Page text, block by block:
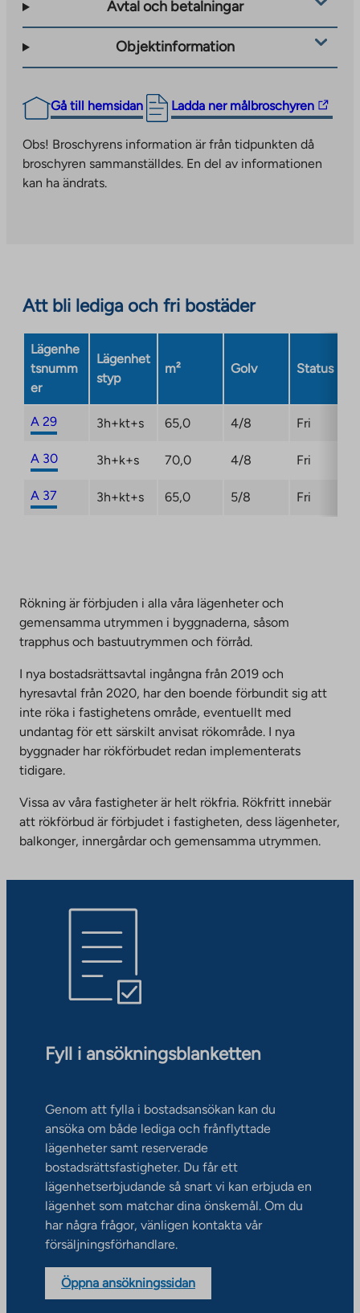
Avtal och betalningar
Objektinformation
Gå till hemsidan Ladda ner målbroschyren
The
takes
you
in
new
Obs! Broschyrens information är från tidpunkten då
broschyren sammanställdes. En del av informationen
kan ha ändrats.
Att bli lediga och fri bostäder
Lägenhe
tsnumm
er
Lägenhet
styp
m² Golv Status
A 29 3h+kt+s 65,0 4/8 Fri
A 30 3h+k+s 70,0 4/8 Fri
A 37 3h+kt+s 65,0 5/8 Fri
Rökning är förbjuden i alla våra lägenheter och
gemensamma utrymmen i byggnaderna, såsom
trapphus och bastuutrymmen och förråd.
I nya bostadsrättsavtal ingångna från 2019 och
hyresavtal från 2020, har den boende förbundit sig att
inte röka i fastighetens område, eventuellt med
undantag för ett särskilt anvisat rökområde. I nya
byggnader har rökförbudet redan implementerats
tidigare.
Vissa av våra fastigheter är helt rökfria. Rökfritt innebär
att rökförbud är förbjudet i fastigheten, dess lägenheter,
balkonger, innergårdar och gemensamma utrymmen.
Fyll i ansökningsblanketten
Genom att fylla i bostadsansökan kan du
ansöka om både lediga och frånflyttade
lägenheter samt reserverade
bostadsrättsfastigheter. Du får ett
lägenhetserbjudande så snart vi kan erbjuda en
lägenhet som matchar dina önskemål. Om du
har några frågor, vänligen kontakta vår
försäljningsförhandlare.
Öppna ansökningssidan